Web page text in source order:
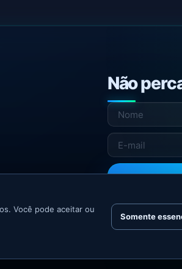
Não
Você pode aceitar ou
Somente